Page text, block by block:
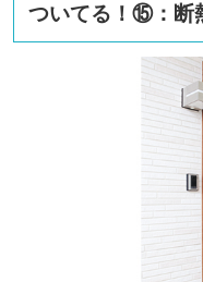
ついてる！⑮：断